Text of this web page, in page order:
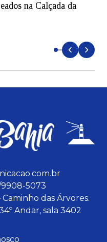
na Calçada da
9908-5073
das Árvores.
Andar, sala 3402